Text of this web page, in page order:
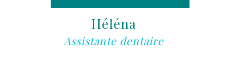
Héléna
Assistante dentaire